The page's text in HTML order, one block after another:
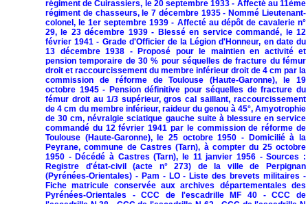
régiment de Cuirassiers, le 20 septembre 1933 - Affecté au 11ème
régiment de chasseurs, le 7 décembre 1935 - Nommé Lieutenant-
colonel, le 1er septembre 1939 - Affecté au dépôt de cavalerie n°
29, le 23 décembre 1939 - Blessé en service commandé, le 12
février 1941 - Grade d'Officier de la Légion d'Honneur, en date du
13 décembre 1938 - Proposé pour le maintien en activité et
pension temporaire de 30 % pour séquelles de fracture du fémur
droit et raccourcissement du membre inférieur droit de 4 cm par la
commission de réforme de Toulouse (Haute-Garonne), le 19
octobre 1945 - Pension définitive pour séquelles de fracture du
fémur droit au 1/3 supérieur, gros cal saillant, raccourcissement
de 4 cm du membre inférieur, raideur du genou à 45°, Amyotrophie
de 30 cm, névralgie sciatique gauche suite à blessure en service
commandé du 12 février 1941 par le commission de réforme de
Toulouse (Haute-Garonne), le 25 octobre 1950 - Domicilié à la
Peyrane, commune de Castres (Tarn), à compter du 25 octobre
1950 - Décédé à Castres (Tarn), le 11 janvier 1956 - Sources :
Registre d'état-civil (acte n° 273) de la ville de Perpignan
(Pyrénées-Orientales) - Pam - LO - Liste des brevets militaires -
Fiche matricule conservée aux archives départementales des
Pyrénées-Orientales - CCC de l'escadrille MF 40 - CCC de